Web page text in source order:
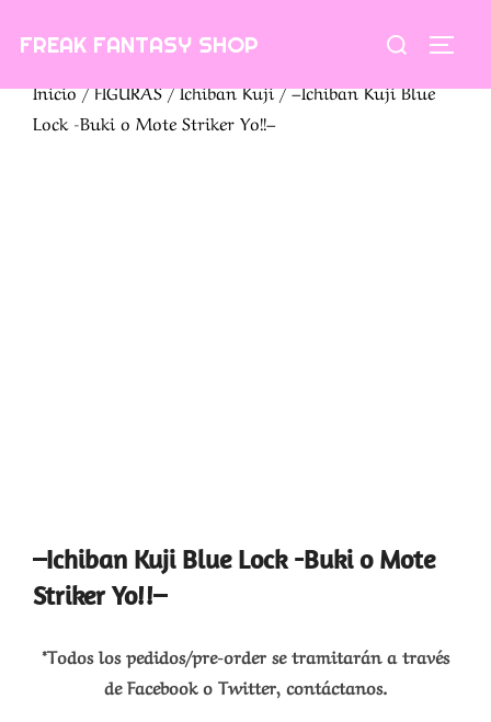
FREAK FANTASY SHOP Buscar:
Inicio/FIGURAS/Ichiban Kuji/ –Ichiban Kuji Blue
Lock -Buki o Mote Striker Yo!!–
–Ichiban Kuji Blue Lock -Buki o Mote
Striker Yo!!–
*Todos los pedidos/pre-order se tramitarán a través
de Facebook o Twitter, contáctanos.